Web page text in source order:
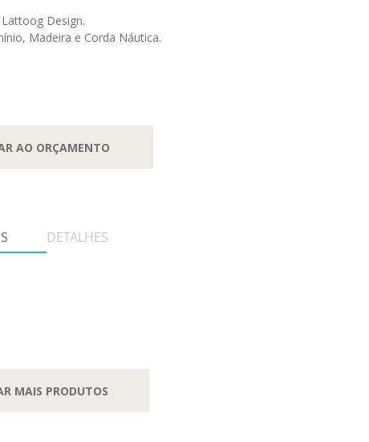
Design.
Madeira e Corda Náutica.
AO ORÇAMENTO
DETALHES
MAIS PRODUTOS